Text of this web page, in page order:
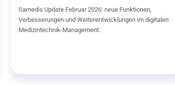
Samedis Update Februar 2026: neue Funktionen,
Verbesserungen und Weiterentwicklungen im digitalen
Medizintechnik-Management.